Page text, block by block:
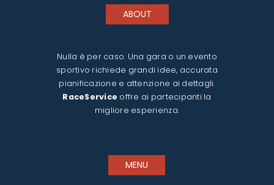
ABOUT
Nulla è per caso. Una gara o un evento
sportivo richiede grandi idee, accurata
pianificazione e attenzione ai dettagli.
RaceService offre ai partecipanti la
migliore esperienza.
MENU